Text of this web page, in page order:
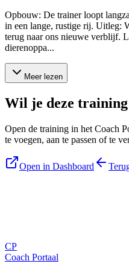
Opbouw: De trainer loopt
in een lange, rustige rij. Uitleg:
terug naar ons nieuwe verblijf.
dierenoppa...
Meer lezen
Wil je deze training
Open de training in het Coach
te voegen, aan te passen of te
Open in Dashboard
CP
Coach Portaal